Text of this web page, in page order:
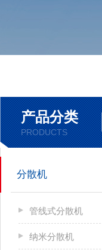
产品分类
PRODUCTS
分散机
管线式分散机
纳米分散机